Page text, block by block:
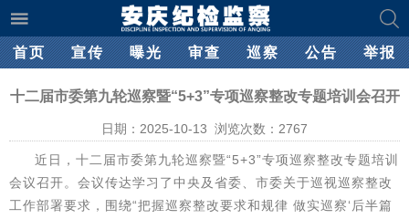
首页 宣传 曝光 审查 巡察 公告 举报
十二届市委第九轮巡察暨“5+3”专项巡察整改专题培训会召开
日期：2025-10-13 浏览次数： 2767
近日，十二届市委第九轮巡察暨“5+3”专项巡察整改专题培训
会议召开。会议传达学习了中央及省委、市委关于巡视巡察整改
工作部署要求，围绕“把握巡察整改要求和规律 做实巡察‘后半篇